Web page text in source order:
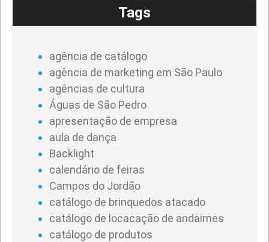
Tags
agência de catálogo
agência de marketing em São Paulo
agências de cultura
Águas de São Pedro
apresentação de empresa
aula de dança
Backlight
calendário de feiras
Campos do Jordão
catálogo de brinquedos atacado
catálogo de locacação de andaimes
catálogo de produtos